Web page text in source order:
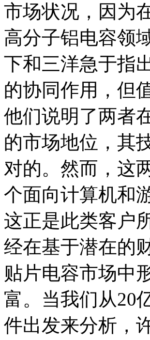
市场状况，因为
高分子铝电容领
下和三洋急于指
的协同作用，但
他们说明了两者
的市场地位，其
对的。然而，这
个面向计算机和
这正是此类客户
经在基于潜在的
贴片电容市场中
富。当我们从20
件出发来分析，